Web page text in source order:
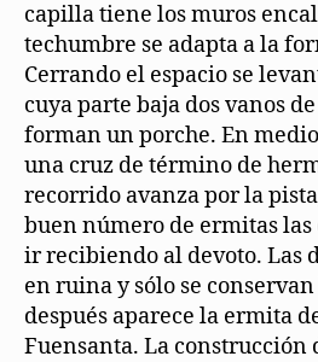
capilla tiene los muros
techumbre se adapta a la
Cerrando el espacio se
cuya parte baja dos vanos
forman un porche. En
una cruz de término de
recorrido avanza por la
buen número de ermitas
ir recibiendo al devoto. Las
en ruina y sólo se
después aparece la ermita
Fuensanta. La